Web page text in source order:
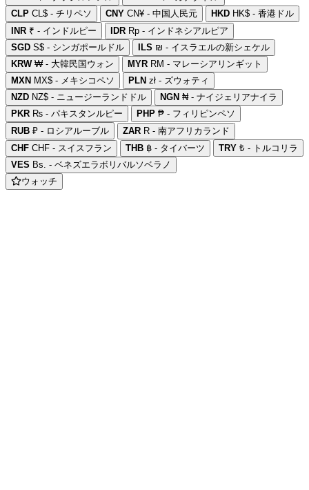
CLP CL$ - チリペソ CNY CN¥ - 中国人民元 HKD HK$ - 香港ドル
INR ₹ - インドルピー IDR Rp - インドネシアルピア
SGD S$ - シンガポールドル ILS ₪ - イスラエルの新シェケル
KRW₩ - 大韓民国ウォン MYR RM - マレーシアリンギット
MXN MX$ - メキシコペソ PLN zł - ズウォティ
NZD NZ$ - ニュージーランドドル NGN ₦ - ナイジェリアナイラ
PKR ₨ - パキスタンルピー PHP ₱ - フィリピンペソ
RUB ₽ - ロシアルーブル ZAR R - 南アフリカランド
CHF CHF - スイスフラン THB ฿ - タイバーツ TRY ₺ - トルコリラ
VES Bs. - ベネズエラボリバルソベラノ
ウォッチ